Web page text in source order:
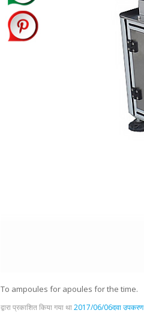
To ampoules for apoules for the time.
द्वारा प्रकाशित किया गया था2017/06/06दवा उपकरण